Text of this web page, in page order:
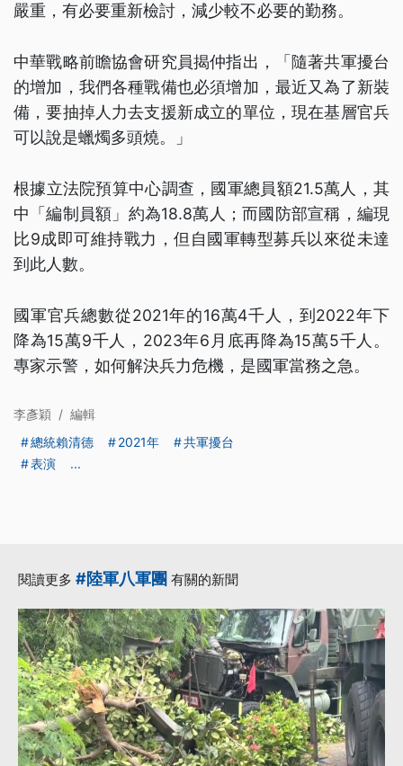
嚴重，有必要重新檢討，減少較不必要的勤務。
中華戰略前瞻協會研究員揭仲指出，「隨著共軍擾台
的增加，我們各種戰備也必須增加，最近又為了新裝
備，要抽掉人力去支援新成立的單位，現在基層官兵
可以說是蠟燭多頭燒。」
根據立法院預算中心調查，國軍總員額21.5萬人，其
中「編制員額」約為18.8萬人；而國防部宣稱，編現
比9成即可維持戰力，但自國軍轉型募兵以來從未達
到此人數。
國軍官兵總數從2021年的16萬4千人，到2022年下
降為15萬9千人，2023年6月底再降為15萬5千人。
專家示警，如何解決兵力危機，是國軍當務之急。
李彥穎 / 編輯
總統賴清德
2021年
共軍擾台
表演
...
閱讀更多 #陸軍八軍團 有關的新聞